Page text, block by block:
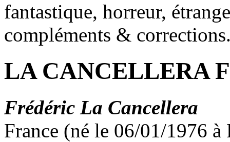
fantastique, horreur,
compléments &
LA CANCELLERA
Frédéric La Cancellera
France (né le 06/01/1976 à